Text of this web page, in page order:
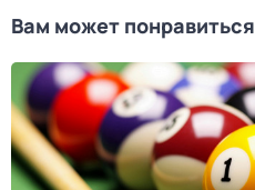
Вам может понравиться